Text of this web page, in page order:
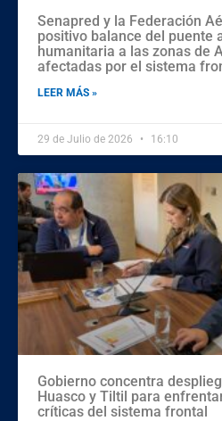
Senapred y la Federación
positivo balance del puente
humanitaria a las zonas de
afectadas por el sistema
LEER MÁS »
29 de Julio de 2026 16:10
Gobierno concentra
Huasco y Tiltil para
críticas del sistema frontal